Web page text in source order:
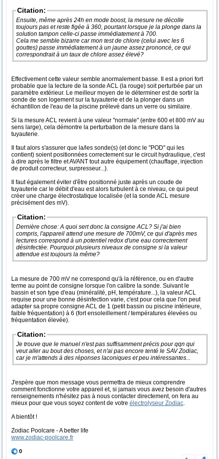
Citation:
Ensuite, même après 24h en mode boost, la mesure ne décolle
toujours pas et reste figée à 360, pourtant lorsque je la plonge dans la
solution tampon celle-ci passe immédiatement à 700.
Cela me semble bizarre car mon test de chlore (celui avec les 6
gouttes) passe immédiatement à un jaune assez prononcé, ce qui
correspondrait à un taux de chlore assez élevé?
Effectivement cette valeur semble anormalement basse. Il est a priori fort
probable que la lecture de la sonde ACL (la rouge) soit perturbée par un
paramètre extérieur. Le meilleur moyen de le déterminer est de sortir la
sonde de son logement sur la tuyauterie et de la plonger dans un
échantillon de l'eau de la piscine prélevé dans un verre ou similaire.
Si la mesure ACL revient à une valeur "normale" (entre 600 et 800 mV au
sens large), cela démontre la perturbation de la mesure dans la
tuyauterie.
Il faut alors s'assurer que la/les sonde(s) (et donc le "POD" qui les
contient) soient positionnées correctement sur le circuit hydraulique, c'est
à dire après le filtre et AVANT tout autre équipement (chauffage, injection
de produit correcteur, surpresseur...).
Il faut également éviter d'être positionné juste après un coude de
tuyauterie car le débit d'eau est alors turbulent à ce niveau, ce qui peut
créer une charge électrostatique localisée (et la sonde ACL mesure
précisément des mV).
Citation:
Dernière chose: A quoi sert donc la consigne ACL? Si j'ai bien
compris, l'appareil attend une mesure de 700mV, ce qui d'après mes
lectures correspond à un potentiel redox d'une eau correctement
désinfectée. Pourquoi plusieurs niveaux de consigne si la valeur
attendue est toujours la même?
La mesure de 700 mV ne correspond qu'à la référence, ou en d'autre
terme au point de consigne lorsque l'on calibre la sonde. Suivant le
bassin et son type d'eau (minéralité, pH, température...), la valeur ACL
requise pour une bonne désinfection varie, c'est pour cela que l'on peut
adapter sa propre consigne ACL de 1 (petit bassin ou piscine intérieure,
faible fréquentation) à 6 (fort ensoleillement / températures élevées ou
fréquentation élevée).
Citation:
Je trouve que le manuel n'est pas suffisamment précis pour qqn qui
veut aller au bout des choses, et n'ai pas encore tenté le SAV Zodiac,
car je m'attends à des réponses laconiques et peu intéressantes...
J'espère que mon message vous permettra de mieux comprendre
comment fonctionne votre appareil et, si jamais vous avez besoin d'autres
renseignements n'hésitez pas à nous contacter directement, on fera au
mieux pour que vous soyez content de votre électrolyseur Zodiac.
A bientôt !
Zodiac Poolcare - A better life
www.zodiac-poolcare.fr
0